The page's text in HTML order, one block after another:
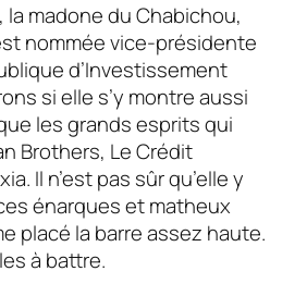
la madone du Chabichou,
nommée vice-présidente
d’Investissement
si elle s’y montre aussi
les grands esprits qui
Brothers, Le Crédit
Il n’est pas sûr qu’elle y
énarques et matheux
placé la barre assez haute.
à battre.